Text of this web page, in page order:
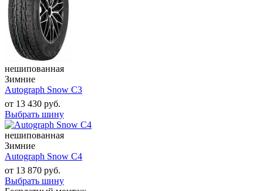
нешипованная
Зимние
Autograph Snow C3
от 13 430 руб.
Выбрать шину
нешипованная
Зимние
Autograph Snow C4
от 13 870 руб.
Выбрать шину